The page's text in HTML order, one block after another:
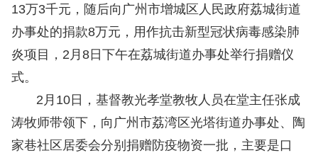
13万3千元，随后向广州市增城区人民政府荔城街道
办事处的捐款8万元，用作抗击新型冠状病毒感染肺
炎项目，2月8日下午在荔城街道办事处举行捐赠仪
式。
2月10日，基督教光孝堂教牧人员在堂主任张成
涛牧师带领下，向广州市荔湾区光塔街道办事处、陶
家巷社区居委会分别捐赠防疫物资一批，主要是口